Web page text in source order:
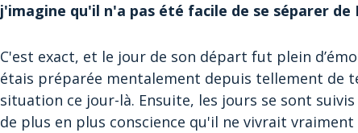
j'imagine qu'il n'a pas été facile de se séparer de
C'est exact, et le jour de son départ fut plein
étais préparée mentalement depuis tellement de
situation ce jour-là. Ensuite, les jours se sont
de plus en plus conscience qu'il ne vivrait vraiment